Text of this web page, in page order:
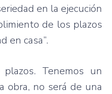
en la ejecución
de los plazos
en casa”.
Tenemos un
obra, no será de una